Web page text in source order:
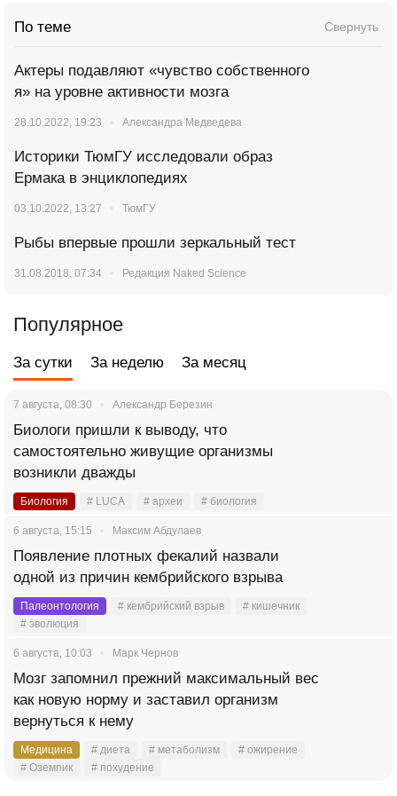
По теме Свернуть
Актеры подавляют «чувство собственного
я» на уровне активности мозга
28.10.2022, 19:23 Александра Медведева
Историки ТюмГУ исследовали образ
Ермака в энциклопедиях
03.10.2022, 13:27 ТюмГУ
Рыбы впервые прошли зеркальный тест
31.08.2018, 07:34 Редакция Naked Science
Популярное
За сутки За неделю За месяц
7 августа, 08:30 Александр Березин
Биологи пришли к выводу, что
самостоятельно живущие организмы
возникли дважды
Биология # LUCA # археи # биология
6 августа, 15:15 Максим Абдулаев
Появление плотных фекалий назвали
одной из причин кембрийского взрыва
Палеонтология # кембрийский взрыв
# кишечник
# эволюция
6 августа, 10:03 Марк Чернов
Мозг запомнил прежний максимальный вес
как новую норму и заставил организм
вернуться к нему
Медицина # диета # метаболизм
# ожирение
# Оземпик
# похудение